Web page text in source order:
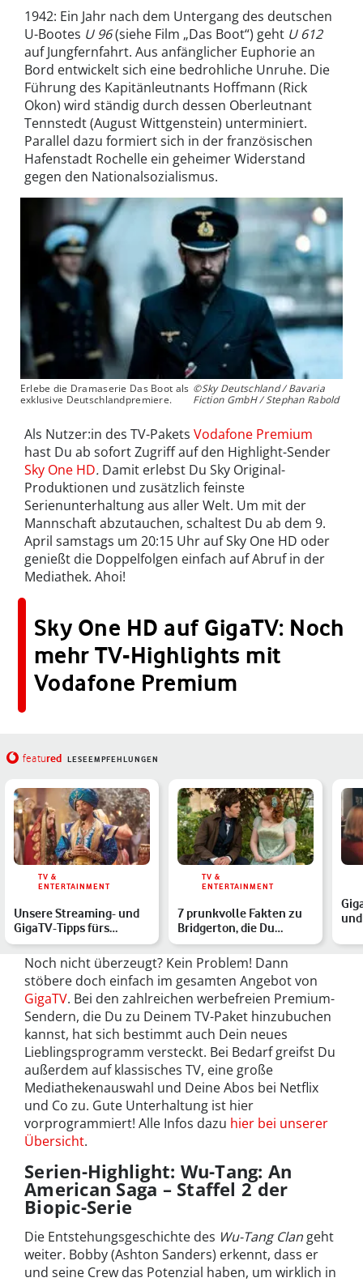
1942: Ein Jahr nach dem Untergang des deutschen
U-Bootes U 96(siehe Film „Das Boot“) geht U 612
auf Jungfernfahrt. Aus anfänglicher Euphorie an
Bord entwickelt sich eine bedrohliche Unruhe. Die
Führung des Kapitänleutnants Hoffmann (Rick
Okon) wird ständig durch dessen Oberleutnant
Tennstedt (August Wittgenstein) unterminiert.
Parallel dazu formiert sich in der französischen
Hafenstadt Rochelle ein geheimer Widerstand
gegen den Nationalsozialismus.
Erlebe die Dramaserie Das Boot als
exklusive Deutschlandpremiere.
©Sky Deutschland / Bavaria
Fiction GmbH / Stephan Rabold
Als Nutzer:in des TV-Pakets Vodafone Premium
hast Du ab sofort Zugriff auf den Highlight-Sender
Sky One HD. Damit erlebst Du Sky Original-
Produktionen und zusätzlich feinste
Serienunterhaltung aus aller Welt. Um mit der
Mannschaft abzutauchen, schaltest Du ab dem 9.
April samstags um 20:15 Uhr auf Sky One HD oder
genießt die Doppelfolgen einfach auf Abruf in der
Mediathek. Ahoi!
Sky One HD auf GigaTV: Noch
mehr TV-Highlights mit
Vodafone Premium
featured LESEEMPFEHLUNGEN
TV &
ENTERTAINMENT
Unsere Streaming- und
GigaTV-Tipps fürs
Wochenende
TV &
ENTERTAINMENT
7 prunkvolle Fakten zu
Bridgerton, die Du
kennen solltest
Noch nicht überzeugt? Kein Problem! Dann
stöbere doch einfach im gesamten Angebot von
GigaTV. Bei den zahlreichen werbefreien Premium-
Sendern, die Du zu Deinem TV-Paket hinzubuchen
kannst, hat sich bestimmt auch Dein neues
Lieblingsprogramm versteckt. Bei Bedarf greifst Du
außerdem auf klassisches TV, eine große
Mediathekenauswahl und Deine Abos bei Netflix
und Co zu. Gute Unterhaltung ist hier
vorprogrammiert! Alle Infos dazu hier bei unserer
Übersicht.
Serien-Highlight: Wu-Tang: An
American Saga – Staffel 2 der
Biopic-Serie
Die Entstehungsgeschichte des Wu-Tang Clan geht
weiter. Bobby (Ashton Sanders) erkennt, dass er
und seine Crew das Potenzial haben, um wirklich in